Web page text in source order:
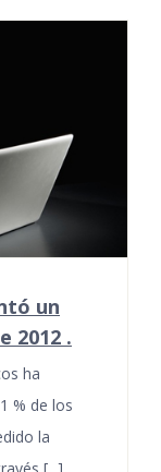
un
2012 .
ha
% de los
la